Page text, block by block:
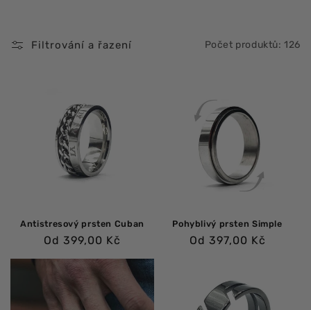
Filtrování a řazení Počet produktů: 126
Antistresový prsten Cuban
Běžná
Od 399,00 Kč
Pohyblivý prsten Simple
Běžná
Od 397,00 Kč